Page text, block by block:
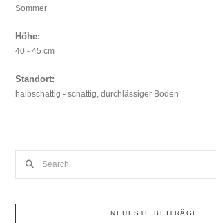
Sommer
Höhe:
40 - 45 cm
Standort:
halbschattig - schattig, durchlässiger Boden
NEUESTE BEITRÄGE